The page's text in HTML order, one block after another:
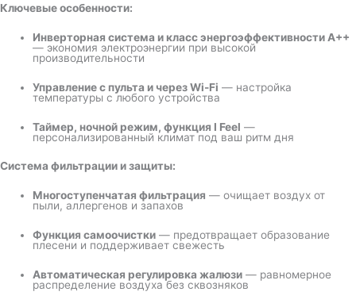
Ключевые особенности:
Инверторная система и класс энергоэффективности A++
— экономия электроэнергии при высокой
производительности
Управление с пульта и через Wi-Fi — настройка
температуры с любого устройства
Таймер, ночной режим, функция I Feel —
персонализированный климат под ваш ритм дня
Система фильтрации и защиты:
Многоступенчатая фильтрация — очищает воздух от
пыли, аллергенов и запахов
Функция самоочистки — предотвращает образование
плесени и поддерживает свежесть
Автоматическая регулировка жалюзи — равномерное
распределение воздуха без сквозняков